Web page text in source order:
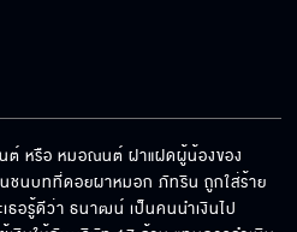
ต์ หรือ หมอณนต์ ฝาแฝดผู้น้องของ
ชนบทที่ดอยผาหมอก ภัทริน ถูกใส่ร้าย
ธอรู้ดีว่า ธนาฒน์ เป็นคนนำเงินไป